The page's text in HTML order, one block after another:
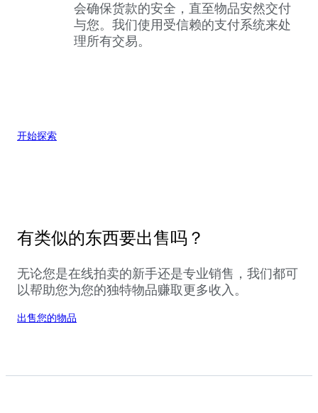
会确保货款的安全，直至物品安然交付
与您。我们使用受信赖的支付系统来处
理所有交易。
开始探索
有类似的东西要出售吗？
无论您是在线拍卖的新手还是专业销售，我们都可
以帮助您为您的独特物品赚取更多收入。
出售您的物品